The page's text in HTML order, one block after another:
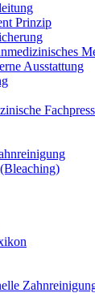
Prinzip
Ausstattung